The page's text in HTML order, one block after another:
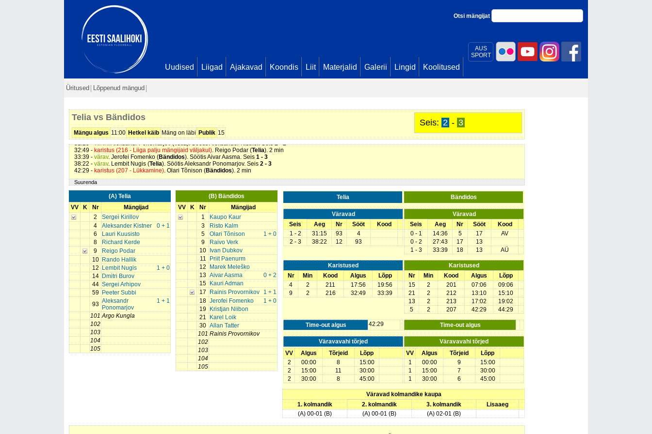
AUS
SPORT
Otsi mängijat
Uudised Liigad Ajakavad Koondis Liit Materjalid Galerii Lingid Koolitused
Üritused Lõppenud mängud
Seis: 2 - 3
Telia vs Bändidos
Mängu algus 11:00 Hetkel käib Mäng on läbi Publik 15
13:10 -karistus (212 - Maas mängimine). Karel Loik (Bändidos). 2 min
14:36 -värav. Olari Tõnison (
17:56 -karistus (211 - Vale vahemaa). Aleksander Kistner (
27:43 -värav. Rainis Provornikov (Bändidos). Söötis Aivar Aasma. Seis
31:15 -värav. Aleksandr Ponomarjov (Telia). Söötis Aleksander Kistner. Seis1 - 2
32:49 - karistus (216 - Liiga palju mängijaid väljakul). Reigo Podar (Telia). 2 min
33:39 - värav. Jerofei Fomenko (Bändidos). Söötis Aivar Aasma. Seis 1 - 3
38:22 - värav. Lembit Nugis (Telia). Söötis Aleksandr Ponomarjov. Seis 2 - 3
42:29 - karistus (207 - Lükkamine). Olari Tõnison (Bändidos). 2 min
Suurenda
(A) Telia
VV
K Nr
Mängijad
2
Sergei Kirillov
4
0 + 1
Aleksander Kistner
6
Lauri Kuusisto
8
Richard Kerde
9
Reigo Podar
10
Rando Hallik
12
1 + 0
Lembit Nugis
14
Dmitri Burov
44 Sergei Arhipov
59
Peeter Subbi
93
1 + 1
Aleksandr
Ponomarjov
101 Argo Kungla
102
103
104
105
(B) Bändidos
VV
K Nr
Mängijad
1
Kaupo Kaur
3
Risto Kalm
5
1 + 0
Olari Tõnison
9
Raivo Verk
10
Ivan Dubkov
11
Priit Paenurm
12
Marek Meleško
13
0 + 2
Aivar Aasma
15
Kauri Adman
17
1 + 1
Rainis Provornikov
18
1 + 0
Jerofei Fomenko
19
Kristjan Niibon
21
Karel Loik
30 Allan Tatter
101 Rainis Provornikov
102
103
104
105
Telia Bändidos
Väravad
Seis
Aeg Nr Sööt
Kood
1 - 2
31:15 93
4
2 - 3
38:22 12 93
Väravad
Seis
Aeg Nr Sööt
Kood
0 - 1
14:36 5 17
AV
0 - 2
27:43 17
13
1 - 3
33:39 18 13 AÜ
Karistused
Nr
Min Kood Algus
Lõpp
4
2 211 17:56
19:56
9
2 216 32:49 33:39
Karistused
Nr
Min Kood Algus
Lõpp
15
2 201 07:06
09:06
21
2 212 13:10
15:10
13
2 213 17:02
19:02
5
2 207 42:29 44:29
Time-out algus 42:29 Time-out algus
Väravavahi tõrjed
Väravavahi tõrjed
VV
Algus Tõrjeid
Lõpp
2
00:00 8
15:00
2
15:00 11
30:00
2
30:00 8 45:00
VV Algus Tõrjeid
Lõpp
1
00:00 9
15:00
1
15:00 7
30:00
1
30:00 6 45:00
Väravad kolmandike kaupa
1. kolmandik
2. kolmandik 3. kolmandik
Lisaaeg
(A) 00-01 (B)
(A) 00-01 (B) (A) 02-01 (B)